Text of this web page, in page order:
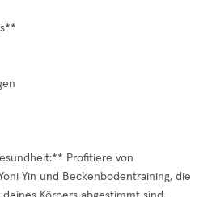
Profitiere von
Yin und Beckenbodentraining, die